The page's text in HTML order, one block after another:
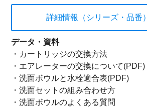
詳細情報（シリーズ・品番）
データ・資料
・ カートリッジの交換方法
・ エアレーターの交換について(PDF)
・洗面ボウルと水栓適合表(PDF)
・洗面セットの組み合わせ方
・洗面ボウルのよくある質問